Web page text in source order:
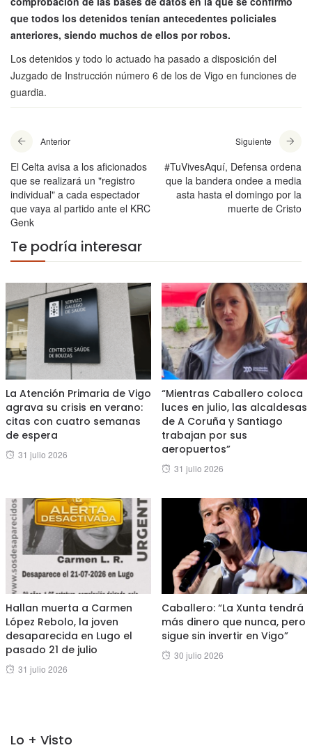
que todos los detenidos tenían antecedentes policiales
anteriores, siendo muchos de ellos por robos.
Los detenidos y todo lo actuado ha pasado a disposición del
Juzgado de Instrucción número 6 de los de Vigo en funciones de
guardia.
Anterior
El Celta avisa a los aficionados
que se realizará un "registro
individual" a cada espectador
que vaya al partido ante el KRC
Genk
Siguiente
#TuVivesAquí, Defensa ordena
que la bandera ondee a media
asta hasta el domingo por la
muerte de Cristo
Te podría interesar
La Atención Primaria de Vigo
agrava su crisis en verano:
citas con cuatro semanas
de espera
Posted
31 julio 2026
“Mientras Caballero coloca
luces en julio, las alcaldesas
de A Coruña y Santiago
trabajan por sus
aeropuertos”
Posted
31 julio 2026
Hallan muerta a Carmen
López Rebolo, la joven
desaparecida en Lugo el
pasado 21 de julio
Posted
31 julio 2026
Caballero: “La Xunta tendrá
más dinero que nunca, pero
sigue sin invertir en Vigo”
Posted
30 julio 2026
Lo + Visto